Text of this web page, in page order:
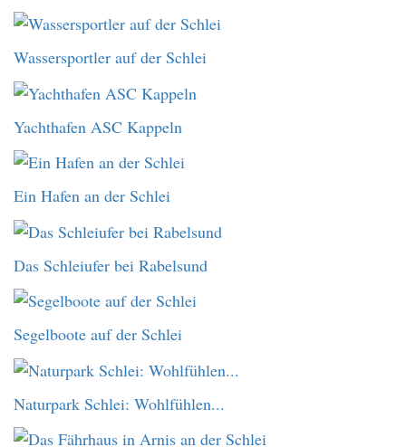
Wassersportler auf der Schlei
Yachthafen ASC Kappeln
Ein Hafen an der Schlei
Das Schleiufer bei Rabelsund
Segelboote auf der Schlei
Naturpark Schlei: Wohlfühlen...